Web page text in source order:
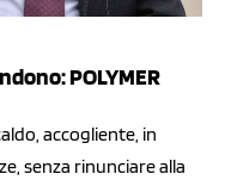
POLYMER
accogliente, in
senza rinunciare alla